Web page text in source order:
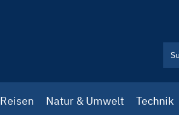
Reisen Natur & Umwelt Technik